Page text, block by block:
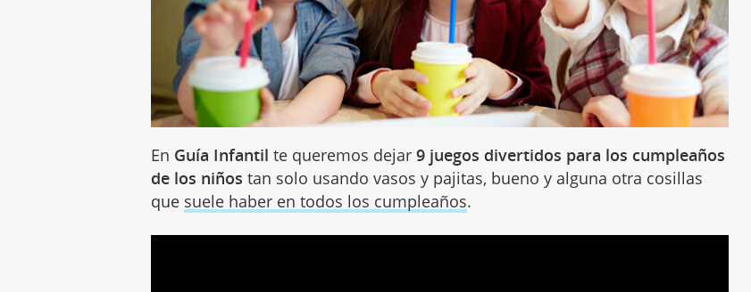
En Guía Infantil te queremos dejar9 juegos divertidos para los cumpleaños
de los niños tan solo usando vasos y pajitas, bueno y alguna otra cosillas
que suele haber en todos los cumpleaños.